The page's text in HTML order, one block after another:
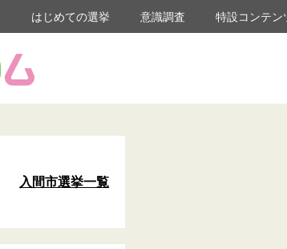
はじめての選挙 意識調査 特設コンテン
入間市選挙一覧